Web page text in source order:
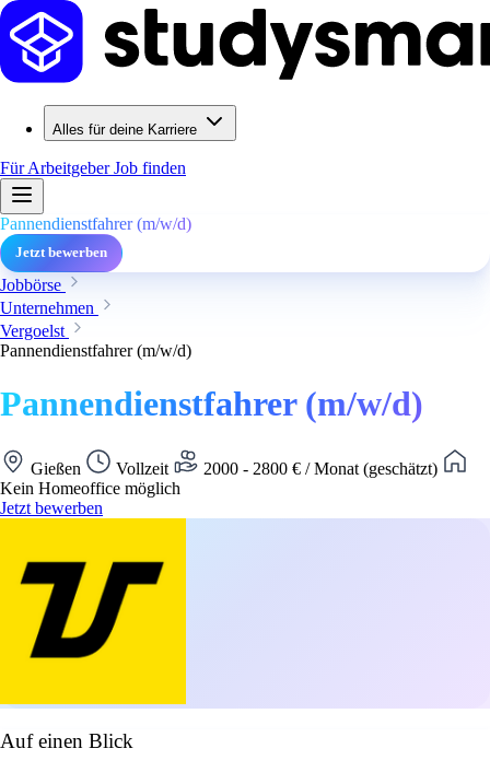
Alles für deine Karriere
Für ArbeitgeberJob finden
Pannendienstfahrer (m/w/d)
Jetzt bewerben
Jobbörse
Unternehmen
Vergoelst
Pannendienstfahrer (m/w/d)
Pannendienstfahrer (m/w/d)
Gießen Vollzeit
2000 - 2800 € / Monat (geschätzt)
Kein Homeoffice möglich
Jetzt bewerben
Auf einen Blick